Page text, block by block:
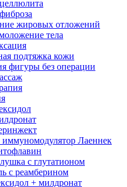
жировых отложений
тела
подтяжка кожи
фигуры без операции
Лаеннек
с глутатионом
с реамберином
+ милдронат